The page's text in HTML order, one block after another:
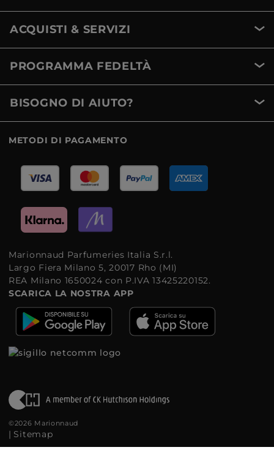
ACQUISTI & SERVIZI
PROGRAMMA FEDELTÀ
BISOGNO DI AIUTO?
METODI DI PAGAMENTO
Marionnaud Parfumeries Italia S.r.l.
Largo Fiera Milano 5, 20017 Rho (MI)
REA Milano 1650024 con P.IVA 13425220152.
SCARICA LA NOSTRA APP
©2026 Marionnaud
| Sitemap